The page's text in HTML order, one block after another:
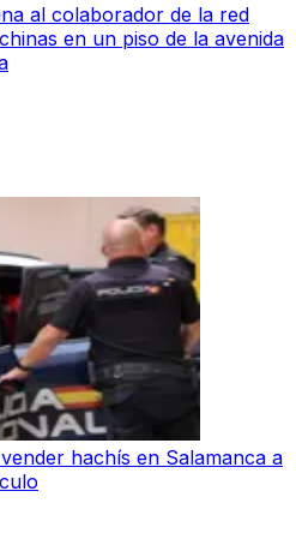
al colaborador de la red
en un piso de la avenida
hachís en Salamanca a